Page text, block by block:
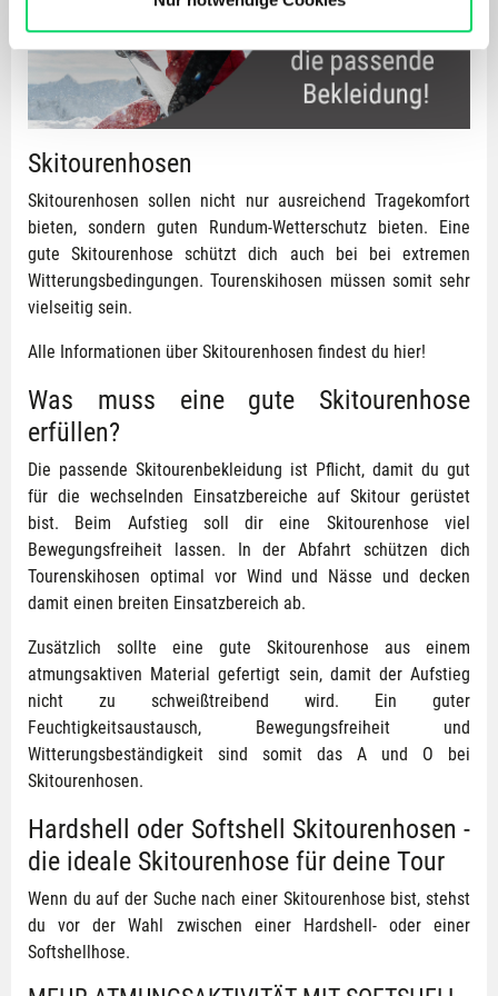
anbieten zu können und die Zugriffe auf unsere Website
zu analysieren. Außerdem geben wir Informationen zu
Deiner Verwendung unserer Website an unsere Partner
für soziale Medien, Werbung und Analysen weiter.
Unsere Partner führen diese Informationen
möglicherweise mit weiteren Daten zusammen, die Du
Nutzung der Dienste gesammelt haben.
Skitourenhosen
Skitourenhosen sollen nicht nur ausreichend Tragekomfort
bieten, sondern guten Rundum-Wetterschutz bieten. Eine
gute Skitourenhose schützt dich auch bei bei extremen
Witterungsbedingungen. Tourenskihosen müssen somit sehr
vielseitig sein.
Alle Informationen über Skitourenhosen findest du hier!
Was muss eine gute Skitourenhose
erfüllen?
Die passende Skitourenbekleidung ist Pflicht, damit du gut
für die wechselnden Einsatzbereiche auf Skitour gerüstet
bist. Beim Aufstieg soll dir eine Skitourenhose viel
Bewegungsfreiheit lassen. In der Abfahrt schützen dich
Tourenskihosen optimal vor Wind und Nässe und decken
damit einen breiten Einsatzbereich ab.
Zusätzlich sollte eine gute Skitourenhose aus einem
atmungsaktiven Material gefertigt sein, damit der Aufstieg
nicht zu schweißtreibend wird. Ein guter
Feuchtigkeitsaustausch, Bewegungsfreiheit und
Witterungsbeständigkeit sind somit das A und O bei
Skitourenhosen.
Hardshell oder Softshell Skitourenhosen -
die ideale Skitourenhose für deine Tour
Wenn du auf der Suche nach einer Skitourenhose bist, stehst
du vor der Wahl zwischen einer Hardshell- oder einer
Softshellhose.